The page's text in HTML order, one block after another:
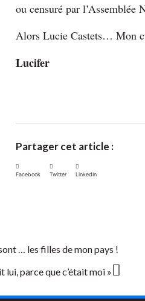
ou censuré par l’Assemblée
Alors Lucie Castets… Mon
Lucifer
Partager cet article :
Facebook Twitter LinkedIn
… les filles de mon pays !
lui, parce que c’était moi »